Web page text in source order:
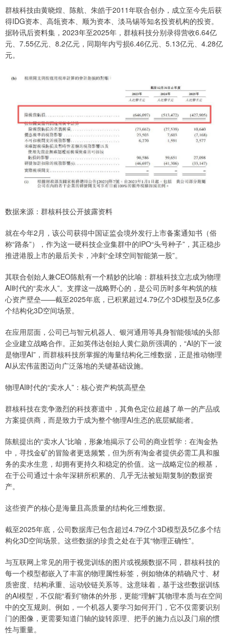
群核科技由黄晓煌、陈航、朱皓于2011年联合创办，成立至今先后获
得IDG资本、高瓴资本、顺为资本、淡马锡等知名投资机构的投资。
据聆讯后资料集，2023年至2025年，群核科技分别录得营收6.64亿
元、7.55亿元、8.2亿元，同期年内亏损6.46亿元、5.13亿元、4.28亿
元。
数据来源：群核科技公开披露资料
就在今年2月，该公司获得中国证监会境外发行上市备案通知书（俗
称“路条”），作为这一硬科技企业集群中的IPO“头号种子”，其正稳步
推进港股上市的最后关卡，冲刺“全球空间智能第一股”。
其联合创始人兼CEO陈航有一个精妙的比喻：群核科技立志成为物理
AI时代的“卖水人”。支撑这一战略野心的，是公司历时多年构筑的核
心资产壁垒——截至2025年底，已积累超过4.79亿个3D模型及5亿多
个结构化3D空间场景。
在应用层面，公司已与智元机器人、银河通用等具身智能领域的头部
企业建立战略合作。正如英伟达创始人黄仁勋所强调的，“AI的下一波
是物理AI”，而群核科技所掌握的海量结构化三维数据，正是推动物理
AI从宏伟蓝图迈向广泛落地的关键基础设施。
物理AI时代的“卖水人”：核心资产构筑高壁垒
群核科技在竞争激烈的科技赛道中，其角色定位超越了单一的产品或
方案提供商，而是致力于成为整个物理AI生态的底层赋能者。
陈航提出的“卖水人”比喻，形象地揭示了公司的商业哲学：在淘金热
中，寻找金矿的冒险者更迭频繁，但为所有淘金者提供必需工具和服
务的卖水生意，却拥有更持久和稳定的价值。这一战略定位的根基，
在于公司通过十余年深耕所积累的、几乎无法被短期复制的数据资
产。
这些资产的核心是海量且高质量的结构化三维数据。
截至2025年底，公司数据库已包含超过4.79亿个3D模型及5亿多个结
构化3D空间场景。这些数据的珍贵之处在于其“物理正确性”。
与互联网上常见的用于视觉训练的图片或视频数据不同，群核科技的
每一个模型都嵌入了丰富的物理属性标签，例如物体的精确尺寸、材
质密度、结构承重、运动铰链关系等。这意味着，基于这些数据训练
的AI模型，不仅能“看到”物体的外形，更能“理解”其物理本质与在空间
中的交互规则。例如，一个机器人要学习如何开门，它不仅需要识别
门的图像，更需要知道门轴的旋转原理、把手的施力点以及门扇的惯
性与重量。